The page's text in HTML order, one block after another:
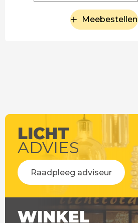
Meebestellen
LICHT
ADVIES
Raadpleeg adviseur
WINKEL